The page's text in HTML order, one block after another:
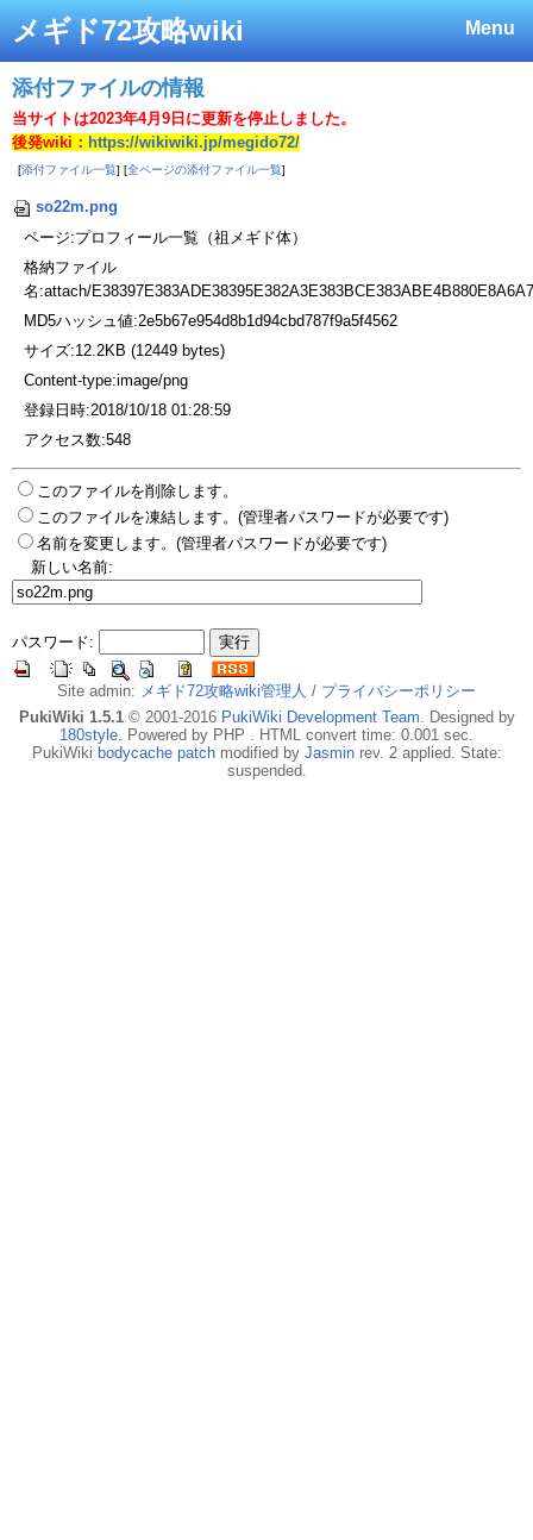
Menu
メギド72攻略wiki
添付ファイルの情報
当サイトは2023年4月9日に更新を停止しました。
後発wiki： https://wikiwiki.jp/megido72/
[添付ファイル一覧] [全ページの添付ファイル一覧]
so22m.png
ページ:プロフィール一覧（祖メギド体）
格納ファイル
名:attach/
MD5ハッシュ値:2e5b67e954d8b1d94cbd787f9a5f4562
サイズ:12.2KB (12449 bytes)
Content-type:image/png
登録日時:2018/10/18 01:28:59
アクセス数:548
このファイルを削除します。
このファイルを凍結します。(管理者パスワードが必要です)
名前を変更します。(管理者パスワードが必要です)
新しい名前:
パスワード:
Site admin: メギド72攻略wiki管理人 / プライバシーポリシー
PukiWiki 1.5.1© 2001-2016 PukiWiki Development Team. Designed by
180style. Powered by PHP . HTML convert time: 0.001 sec.
PukiWiki bodycache patchmodified by Jasminrev. 2 applied. State:
suspended.